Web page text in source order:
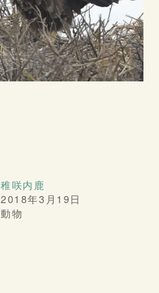
稚咲内鹿
2018年3月19日
動物